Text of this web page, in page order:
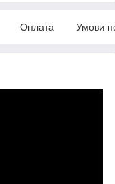
Оплата Умови